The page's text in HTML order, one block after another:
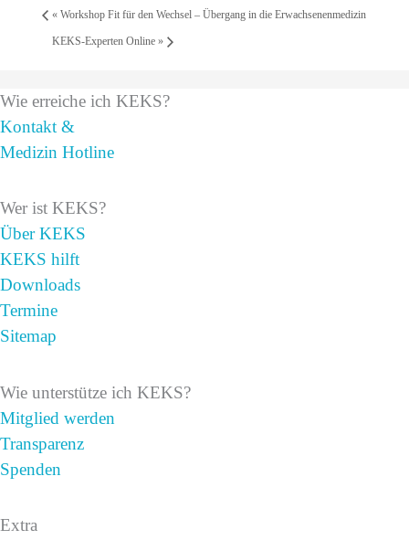
« Workshop Fit für den Wechsel – Übergang in die Erwachsenenmedizin
KEKS-Experten Online»
Wie erreiche ich KEKS?
Kontakt &
Medizin Hotline
Wer ist KEKS?
Über KEKS
KEKS hilft
Downloads
Termine
Sitemap
Wie unterstütze ich KEKS?
Mitglied werden
Transparenz
Spenden
Extra